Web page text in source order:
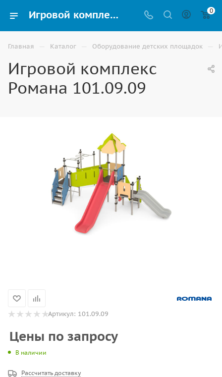
Игровой комплекс Романа 101.09.09 купить для улицы в Владикавказе 0
Главная — Каталог — Оборудование детских площадок —
Игровой комплекс
Романа 101.09.09
Артикул: 101.09.09
Цены по запросу
В наличии
Рассчитать доставку